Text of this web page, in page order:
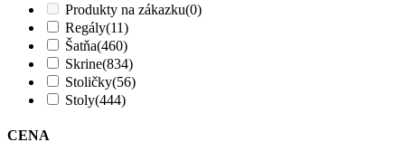
Produkty na zákazku(0)
Regály(11)
Šatňa(460)
Skrine(834)
Stoličky(56)
Stoly(444)
CENA